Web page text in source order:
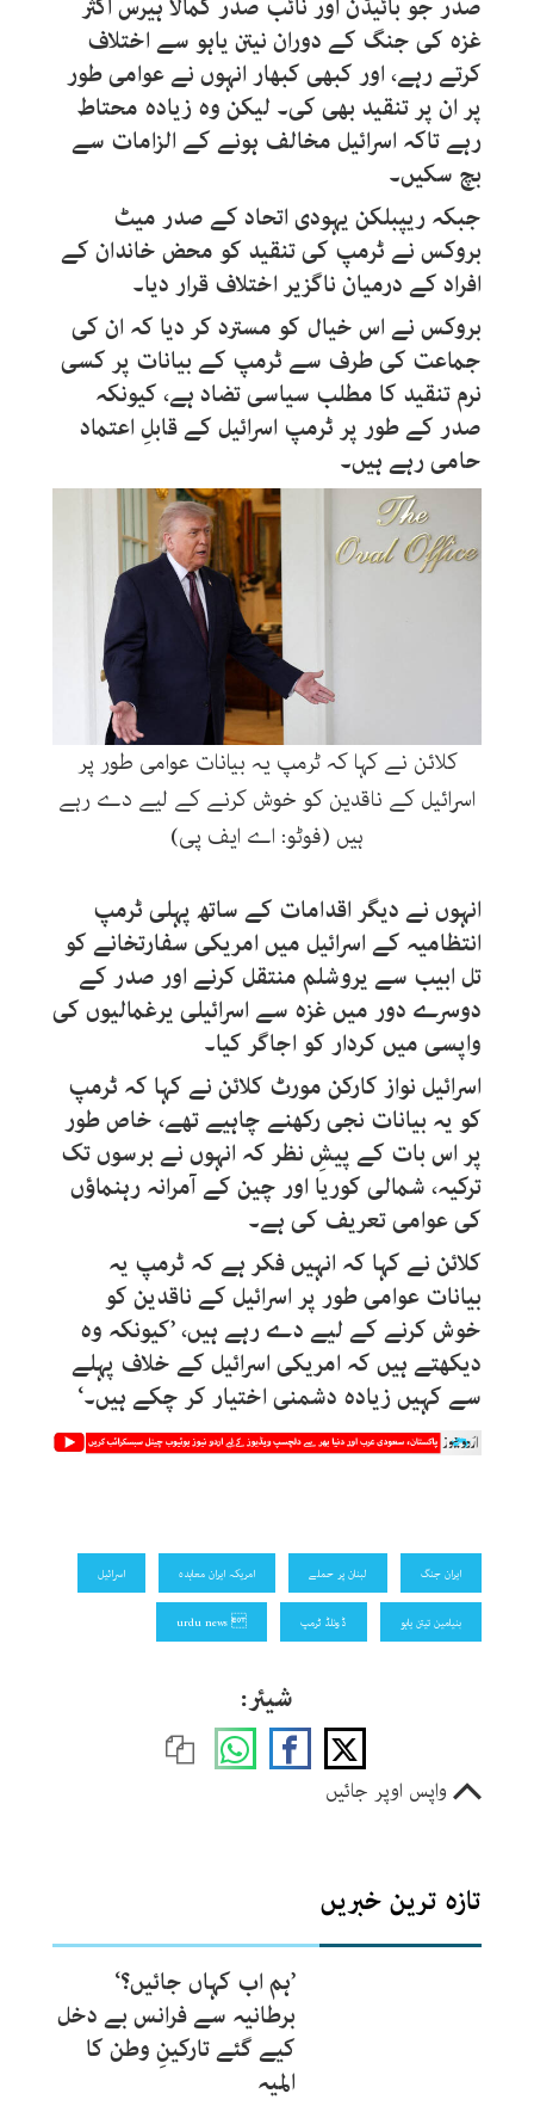
صدر جو بائیڈن اور نائب صدر کمالا ہیرس اکثر
غزہ کی جنگ کے دوران نیتن یاہو سے اختلاف
کرتے رہے، اور کبھی کبھار انہوں نے عوامی طور
پر ان پر تنقید بھی کی۔ لیکن وہ زیادہ محتاط
رہے تاکہ اسرائیل مخالف ہونے کے الزامات سے
بچ سکیں۔
جبکہ ریپبلکن یہودی اتحاد کے صدر میٹ
بروکس نے ٹرمپ کی تنقید کو محض خاندان کے
افراد کے درمیان ناگزیر اختلاف قرار دیا۔
بروکس نے اس خیال کو مسترد کر دیا کہ ان کی
جماعت کی طرف سے ٹرمپ کے بیانات پر کسی
نرم تنقید کا مطلب سیاسی تضاد ہے، کیونکہ
صدر کے طور پر ٹرمپ اسرائیل کے قابلِ اعتماد
حامی رہے ہیں۔
کلائن نے کہا کہ ٹرمپ یہ بیانات عوامی طور پر
اسرائیل کے ناقدین کو خوش کرنے کے لیے دے رہے
ہیں (فوٹو: اے ایف پی)
انہوں نے دیگر اقدامات کے ساتھ پہلی ٹرمپ
انتظامیہ کے اسرائیل میں امریکی سفارتخانے کو
تل ابیب سے یروشلم منتقل کرنے اور صدر کے
دوسرے دور میں غزہ سے اسرائیلی یرغمالیوں کی
واپسی میں کردار کو اجاگر کیا۔
اسرائیل نواز کارکن مورٹ کلائن نے کہا کہ ٹرمپ
کو یہ بیانات نجی رکھنے چاہیے تھے، خاص طور
پر اس بات کے پیشِ نظر کہ انہوں نے برسوں تک
ترکیہ، شمالی کوریا اور چین کے آمرانہ رہنماؤں
کی عوامی تعریف کی ہے۔
کلائن نے کہا کہ انہیں فکر ہے کہ ٹرمپ یہ
بیانات عوامی طور پر اسرائیل کے ناقدین کو
خوش کرنے کے لیے دے رہے ہیں، ’کیونکہ وہ
دیکھتے ہیں کہ امریکی اسرائیل کے خلاف پہلے
سے کہیں زیادہ دشمنی اختیار کر چکے ہیں۔‘
ایران جنگ لبنان پر حملے امریکہ ایران معاہدہ اسرائیل
بنیامین تیتن یاہو ڈونلڈ ٹرمپ  urdu news
شیئر:
واپس اوپر جائیں
تازہ ترین خبریں
’ہم اب کہاں جائیں؟‘
برطانیہ سے فرانس بے دخل
کیے گئے تارکینِ وطن کا
المیہ